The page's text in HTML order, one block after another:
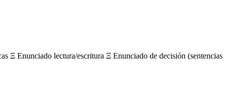
Ξ Enunciado lectura/escritura Ξ Enunciado de decisión (sentencias